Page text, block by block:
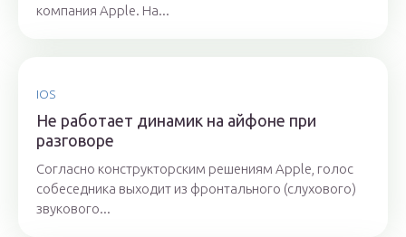
компания Apple. На...
IOS
Не работает динамик на айфоне при
разговоре
Согласно конструкторским решениям Apple, голос
собеседника выходит из фронтального (слухового)
звукового...